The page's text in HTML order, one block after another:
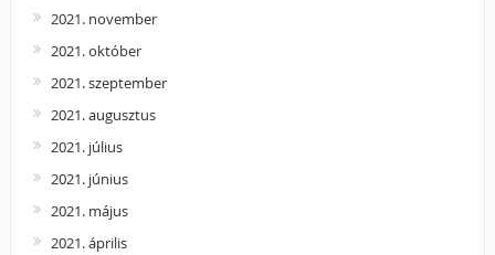
2021. november
2021. október
2021. szeptember
2021. augusztus
2021. július
2021. június
2021. május
2021. április